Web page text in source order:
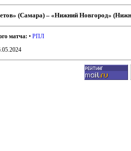
(Самара) – «Нижний Новгород»
матча: •РПЛ